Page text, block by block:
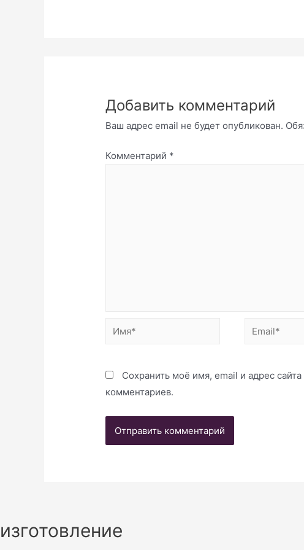
Добавить комментарий
Ваш адрес email не будет опубликован.
Комментарий *
Имя* Email*
Сохранить моё имя, email и адрес
комментариев.
изготовление